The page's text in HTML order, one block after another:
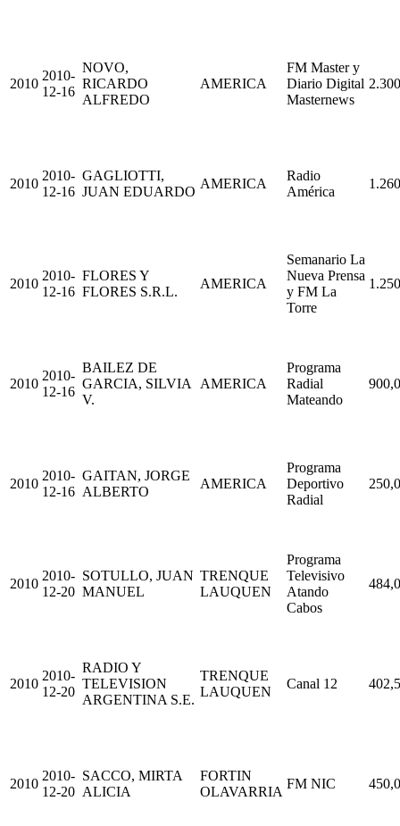
2010
2010-
12-16
NOVO,
RICARDO
ALFREDO
AMERICA
FM Master y
Diario Digital
Masternews
2010
2010-
12-16
GAGLIOTTI,
JUAN EDUARDO
AMERICA
Radio
América
2010
2010-
12-16
FLORES Y
FLORES S.R.L.
AMERICA
Semanario La
Nueva Prensa
y FM La
Torre
2010
2010-
12-16
BAILEZ DE
GARCIA, SILVIA
V.
AMERICA
Programa
Radial
Mateando
2010
2010-
12-16
GAITAN, JORGE
ALBERTO
AMERICA
Programa
Deportivo
Radial
2010
2010-
12-20
SOTULLO, JUAN
MANUEL
TRENQUE
LAUQUEN
Programa
Televisivo
Atando
Cabos
2010
2010-
12-20
RADIO Y
TELEVISION
ARGENTINA S.E.
TRENQUE
LAUQUEN
Canal 12
2010
2010-
12-20
SACCO, MIRTA
ALICIA
FORTIN
OLAVARRIA
FM NIC